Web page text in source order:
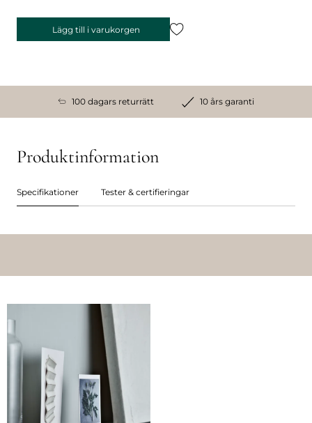
Lägg till i varukorgen
100 dagars returrätt 10 års garanti
Produktinformation
Specifikationer Tester & certifieringar